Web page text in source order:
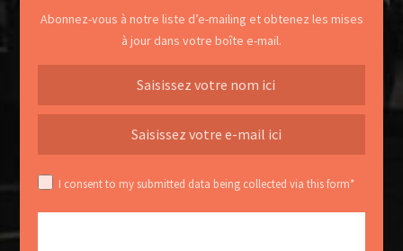
Abonnez-vous à notre liste d’e-mailing et obtenez les mises
à jour dans votre boîte e-mail.
I consent to my submitted data being collected via this form*